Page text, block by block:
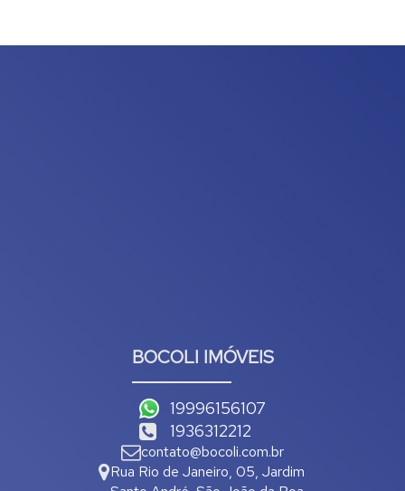
BOCOLI IMÓVEIS
19996156107
1936312212
contato@bocoli.com.br
Rua Rio de Janeiro, 05, Jardim